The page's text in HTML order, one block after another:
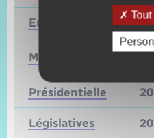
Européennes 9
Municipales
Présidentielle
Législatives
Tout